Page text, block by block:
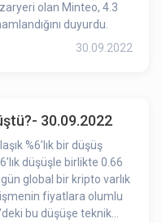
olan Minteo, 4.3
duyurdu.
30.09.2022
30.09.2022
%6’lık bir düşüş
düşüşle birlikte 0.66
global bir kripto varlık
fiyatlara olumlu
bu düşüşe teknik